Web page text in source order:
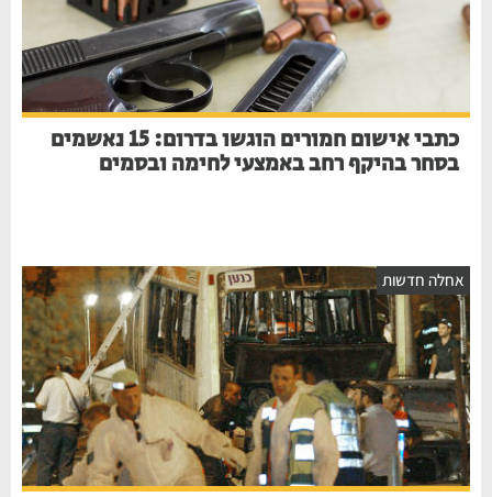
כתבי אישום חמורים הוגשו בדרום: 15 נאשמים
בסחר בהיקף רחב באמצעי לחימה ובסמים
חדשות